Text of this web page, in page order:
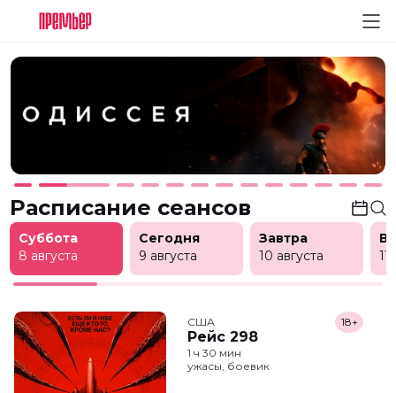
Расписание сеансов
Суббота
8 августа
Сегодня
9 августа
Завтра
10 августа
11
США
Рейс 298
18+
1 ч 30 мин
ужасы, боевик